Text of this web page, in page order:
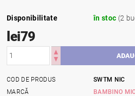
Disponibilitate în stoc (2
lei79
COD DE PRODUS
SWTM NIC
MARCĂ
BAMBINO